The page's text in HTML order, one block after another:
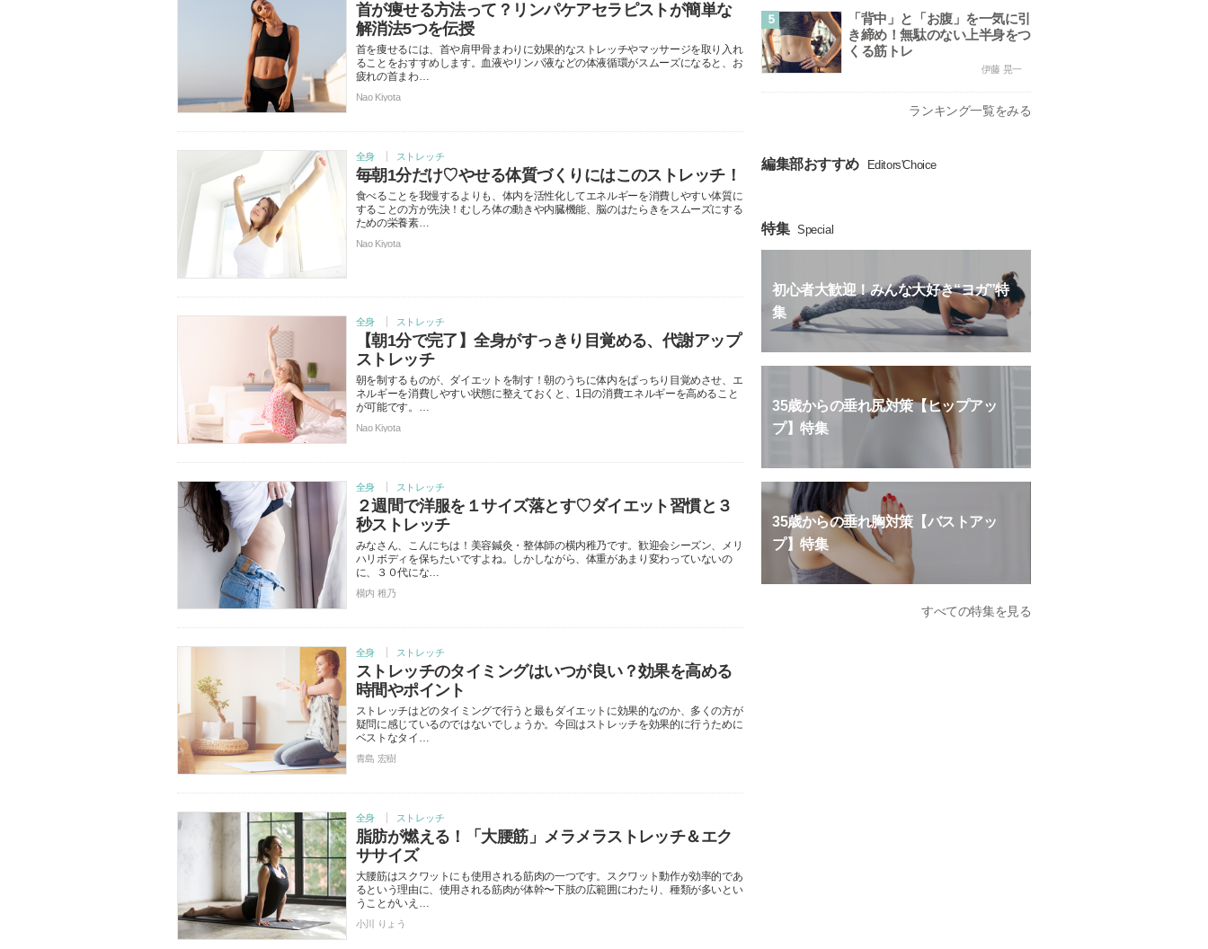
首が痩せる方法って？リンパケアセラピストが簡単な
解消法5つを伝授
首を痩せるには、首や肩甲骨まわりに効果的なストレッチやマッサージを取り入れ
ることをおすすめします。血液やリンパ液などの体液循環がスムーズになると、お
疲れの首まわ…
Nao Kiyota
全身 ストレッチ
毎朝1分だけ♡やせる体質づくりにはこのストレッチ！
食べることを我慢するよりも、体内を活性化してエネルギーを消費しやすい体質に
することの方が先決！むしろ体の動きや内臓機能、脳のはたらきをスムーズにする
ための栄養素…
Nao Kiyota
全身 ストレッチ
【朝1分で完了】全身がすっきり目覚める、代謝アップ
ストレッチ
朝を制するものが、ダイエットを制す！朝のうちに体内をぱっちり目覚めさせ、エ
ネルギーを消費しやすい状態に整えておくと、1日の消費エネルギーを高めること
が可能です。…
Nao Kiyota
全身 ストレッチ
２週間で洋服を１サイズ落とす♡ダイエット習慣と３
秒ストレッチ
みなさん、こんにちは！美容鍼灸・整体師の横内稚乃です。歓迎会シーズン、メリ
ハリボディを保ちたいですよね。しかしながら、体重があまり変わっていないの
に、３０代にな…
横内 稚乃
全身 ストレッチ
ストレッチのタイミングはいつが良い？効果を高める
時間やポイント
ストレッチはどのタイミングで行うと最もダイエットに効果的なのか、多くの方が
疑問に感じているのではないでしょうか。今回はストレッチを効果的に行うために
ベストなタイ…
青島 宏樹
全身 ストレッチ
脂肪が燃える！「大腰筋」メラメラストレッチ＆エク
ササイズ
大腰筋はスクワットにも使用される筋肉の一つです。スクワット動作が効率的であ
るという理由に、使用される筋肉が体幹〜下肢の広範囲にわたり、種類が多いとい
うことがいえ…
小川 りょう
5
「背中」と「お腹」を一気に引
き締め！無駄のない上半身をつ
くる筋トレ
伊藤 晃一
ランキング一覧をみる
編集部おすすめ Editors'Choice
特集 Special
初心者大歓迎！みんな大好き“ヨガ”特
集
35歳からの垂れ尻対策【ヒップアッ
プ】特集
35歳からの垂れ胸対策【バストアッ
プ】特集
すべての特集を見る